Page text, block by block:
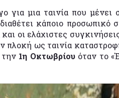
για μια ταινία που
κάποιο προσωπικό
οι ελάχιστες
πλοκή ως ταινία
την 1η Οκτωβρίουόταν το